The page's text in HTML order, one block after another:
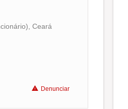
Ceará
Denunciar